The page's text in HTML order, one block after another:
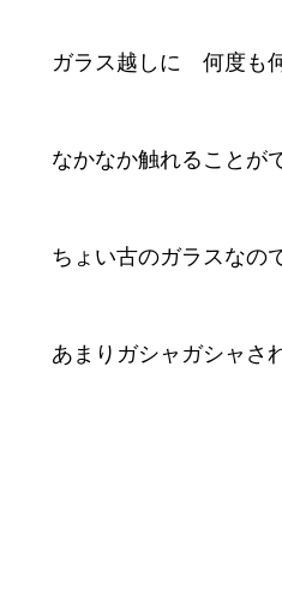
ガラス越しに　何度も
なかなか触れることが
ちょい古のガラスなの
あまりガシャガシャさ